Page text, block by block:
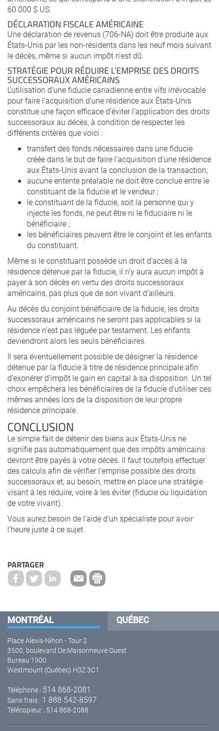
60 000 $ US.
DÉCLARATION FISCALE AMÉRICAINE
Une déclaration de revenus (706-NA) doit être produite aux
États-Unis par les non-résidents dans les neuf mois suivant
le décès, même si aucun impôt n’est dû.
STRATÉGIE POUR RÉDUIRE L’EMPRISE DES DROITS
SUCCESSORAUX AMÉRICAINS
L’utilisation d’une fiducie canadienne entre vifs irrévocable
pour faire l’acquisition d’une résidence aux États-Unis
constitue une façon efficace d’éviter l’application des droits
successoraux au décès, à condition de respecter les
différents critères que voici :
transfert des fonds nécessaires dans une fiducie
créée dans le but de faire l’acquisition d’une résidence
aux États-Unis avant la conclusion de la transaction;
aucune entente préalable ne doit être conclue entre le
constituant de la fiducie et le vendeur ;
le constituant de la fiducie, soit la personne qui y
injecte les fonds, ne peut être ni le fiduciaire ni le
bénéficiaire ;
les bénéficiaires peuvent être le conjoint et les enfants
du constituant.
Même si le constituant possède un droit d’accès à la
résidence détenue par la fiducie, il n’y aura aucun impôt à
payer à son décès en vertu des droits successoraux
américains, pas plus que de son vivant d’ailleurs.
Au décès du conjoint bénéficiaire de la fiducie, les droits
successoraux américains ne seront pas applicables si la
résidence n’est pas léguée par testament. Les enfants
deviendront alors les seuls bénéficiaires.
Il sera éventuellement possible de désigner la résidence
détenue par la fiducie à titre de résidence principale afin
d’exonérer d’impôt le gain en capital à sa disposition. Un tel
choix empêchera les bénéficiaires de la fiducie d’utiliser ces
mêmes années lors de la disposition de leur propre
résidence principale.
CONCLUSION
Le simple fait de détenir des biens aux États-Unis ne
signifie pas automatiquement que des impôts américains
devront être payés à votre décès. Il faut toutefois effectuer
des calculs afin de vérifier l’emprise possible des droits
successoraux et, au besoin, mettre en place une stratégie
visant à les réduire, voire à les éviter (fiducie ou liquidation
de votre vivant).
Vous aurez besoin de l’aide d’un spécialiste pour avoir
l’heure juste à ce sujet.
PARTAGER
MONTRÉAL QUÉBEC
Place Alexis-Nihon - Tour 2
3500, boulevard De Maisonneuve Ouest
Bureau 1900
Westmount (Québec) H3Z 3C1
Téléphone : 514 868-2081
Sans frais : 1 888 542-8597
Télécopieur : 514 868-2088